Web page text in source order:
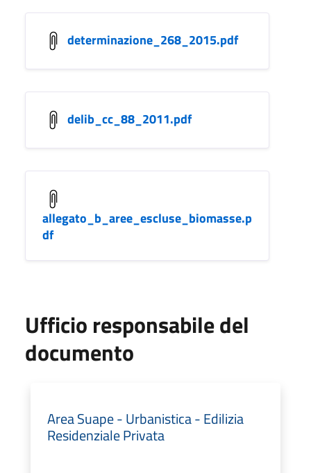
determinazione_268_2015.pdf
delib_cc_88_2011.pdf
allegato_b_aree_escluse_biomasse.p
df
Ufficio responsabile del
documento
Area Suape - Urbanistica - Edilizia
Residenziale Privata